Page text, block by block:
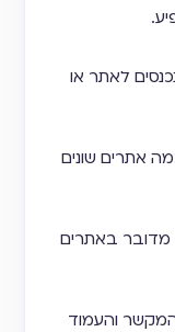
לאתר או
אתרים שונים
באתרים
והעמוד